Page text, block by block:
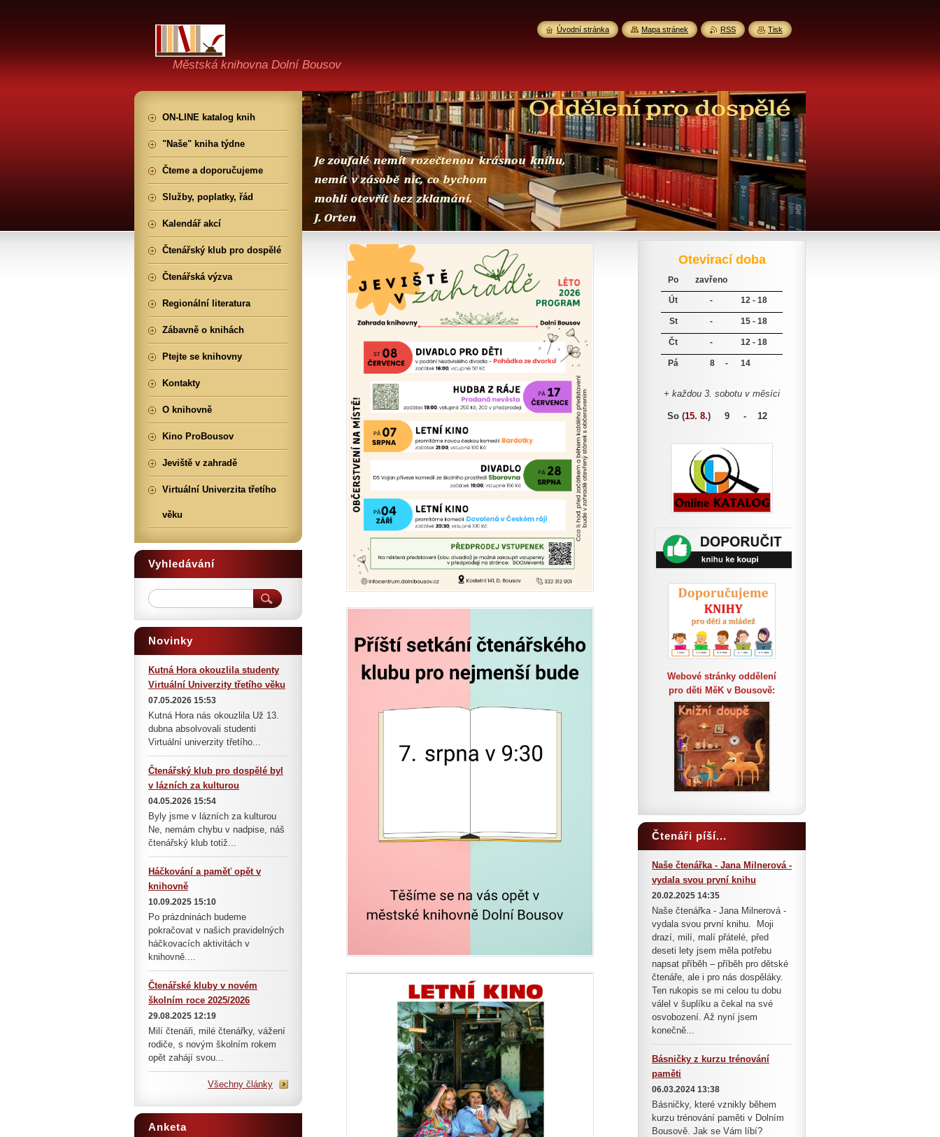
Městská knihovna Dolní Bousov
Otevírací doba
Po zavřeno
Út - 12 - 18
St - 15 - 18
Čt - 12 - 18
Pá 8 - 14
+ každou 3. sobotu v měsíci
So (15. 8.) 9 - 12
Webové stránky oddělení
pro děti MěK v Bousově:
Čtenáři píší...
Naše čtenářka - Jana Milnerová -
vydala svou první knihu
20.02.2025 14:35
Naše čtenářka - Jana Milnerová -
vydala svou první knihu. Moji
drazí, milí, malí přátelé, před
deseti lety jsem měla potřebu
napsat příběh – příběh pro dětské
čtenáře, ale i pro nás dospěláky.
Ten rukopis se mi celou tu dobu
válel v šuplíku a čekal na své
osvobození. Až nyní jsem
konečně...
Básničky z kurzu trénování
paměti
06.03.2024 13:38
Básničky, které vznikly během
kurzu trénování paměti v Dolním
Bousově. Jak se Vám líbí?
ON-LINE katalog knih
"Naše" kniha týdne
Čteme a doporučujeme
Služby, poplatky, řád
Kalendář akcí
Čtenářský klub pro dospělé
Čtenářská výzva
Regionální literatura
Zábavně o knihách
Ptejte se knihovny
Kontakty
O knihovně
Kino ProBousov
Jeviště v zahradě
Virtuální Univerzita třetího
věku
Vyhledávání
Novinky
Kutná Hora okouzlila studenty
Virtuální Univerzity třetího věku
07.05.2026 15:53
Kutná Hora nás okouzlila Už 13.
dubna absolvovali studenti
Virtuální univerzity třetího...
Čtenářský klub pro dospělé byl
v lázních za kulturou
04.05.2026 15:54
Byly jsme v lázních za kulturou
Ne, nemám chybu v nadpise, náš
čtenářský klub totiž...
Háčkování a paměť opět v
knihovně
10.09.2025 15:10
Po prázdninách budeme
pokračovat v našich pravidelných
háčkovacích aktivitách v
knihovně....
Čtenářské kluby v novém
školním roce 2025/2026
29.08.2025 12:19
Milí čtenáři, milé čtenářky, vážení
rodiče, s novým školním rokem
opět zahájí svou...
Všechny články
Anketa
Úvodní stránka Mapa stránek RSS Tisk